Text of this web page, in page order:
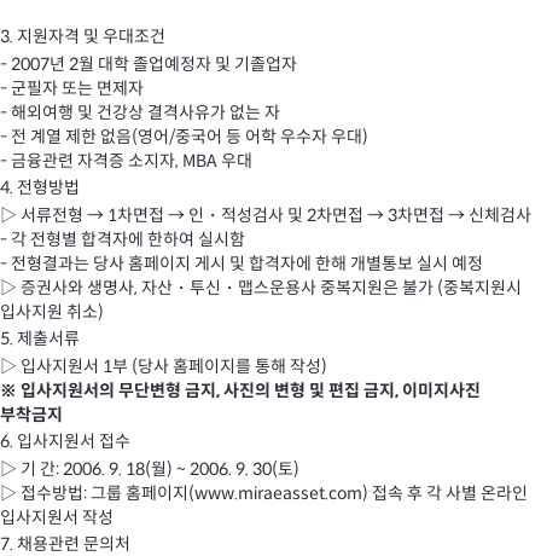
3. 지원자격 및 우대조건
- 2007년 2월 대학 졸업예정자 및 기졸업자
- 군필자 또는 면제자
- 해외여행 및 건강상 결격사유가 없는 자
- 전 계열 제한 없음(영어/중국어 등 어학 우수자 우대)
- 금융관련 자격증 소지자, MBA 우대
4. 전형방법
▷ 서류전형 → 1차면접 → 인・적성검사 및 2차면접 → 3차면접 → 신체검사
- 각 전형별 합격자에 한하여 실시함
- 전형결과는 당사 홈페이지 게시 및 합격자에 한해 개별통보 실시 예정
▷ 증권사와 생명사, 자산・투신・맵스운용사 중복지원은 불가 (중복지원시
입사지원 취소)
5. 제출서류
▷ 입사지원서 1부 (당사 홈페이지를 통해 작성)
※ 입사지원서의 무단변형 금지, 사진의 변형 및 편집 금지, 이미지사진
부착금지
6. 입사지원서 접수
▷ 기 간: 2006. 9. 18(월) ~ 2006. 9. 30(토)
▷ 접수방법: 그룹 홈페이지(www.miraeasset.com) 접속 후 각 사별 온라인
입사지원서 작성
7. 채용관련 문의처